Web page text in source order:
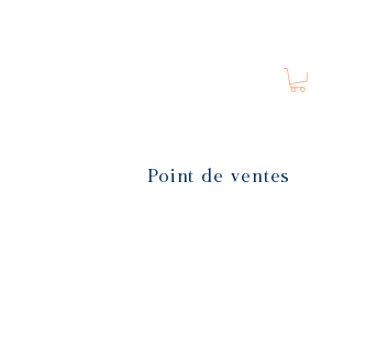
Point de ventes